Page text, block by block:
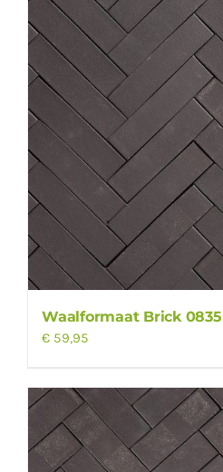
Waalformaat Brick 0835
€ 59,95